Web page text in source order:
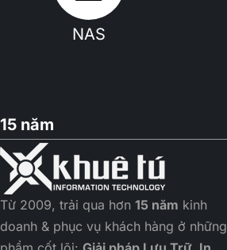
NAS
15 năm
Từ 2009, trải qua hơn 15 năm kinh
doanh & phục vụ khách hàng ở những